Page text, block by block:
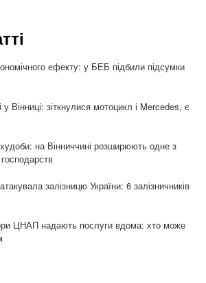
ефекту: у БЕБ підбили підсумки
Вінниці: зіткнулися мотоцикл і Mercedes, є
на Вінниччині розширюють одне з
залізницю України: 6 залізничників
ЦНАП надають послуги вдома: хто може